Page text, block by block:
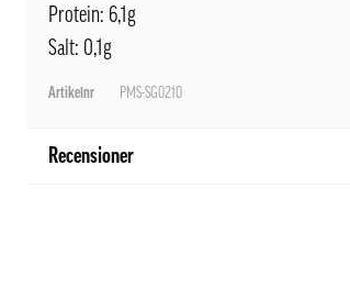
Protein: 6,1g
Salt: 0,1g
Artikelnr PMS-SG0210
Recensioner